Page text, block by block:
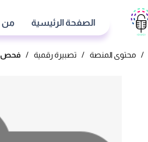
الصفحة الرئيسية من
/ محتوى المنصة / تصبيرة رقمية / فحص